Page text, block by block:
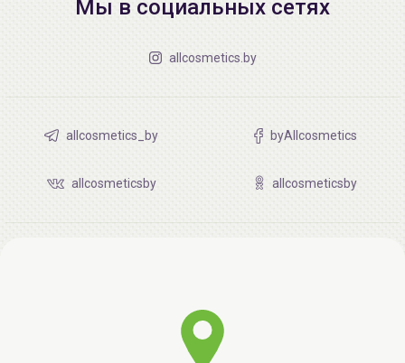
Мы в социальных сетях
allcosmetics.by
allcosmetics_by byAllcosmetics
allcosmeticsby allcosmeticsby